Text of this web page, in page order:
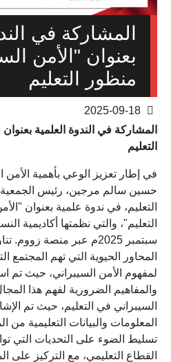
المشاركة في
بعنوان "الأمن
منظور التعليم
المشاركة في الندوة العلمية
التعليم
في إطار تعزيز الوعي بأهمية الأمن
حسين سالم مرجين، رئيس الجمعية
التعليم، في ندوة علمية بعنوان
سبتمبر 2025م عبر منصة
المحاور الحيوية التي تهم المجتمع
لمفهوم الأمن السيبراني، حيث تم
والمفاهيم الضرورية لفهم هذا
السيبراني في التعليم، حيث تم
المعلومات والبيانات التعليمية من
تسليط الضوء على التحديات التي
القطاع التعليمي، مع التركيز على